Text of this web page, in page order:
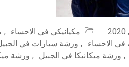
مكيانيكي في الاحساء ,
الاحساء , ورشة سيارات في
, ورشة ميكانيكا في الجبيل , ورشة